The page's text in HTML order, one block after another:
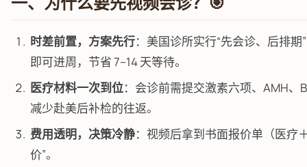
时差前置，方案先行：美国诊所实行“先会诊、后排
即可进周，节省 7–14 天等待。
医疗材料一次到位：会诊前需提交激素六项、AMH
减少赴美后补检的往返。
费用透明，决策冷静：视频后拿到书面报价单（医疗
价”。